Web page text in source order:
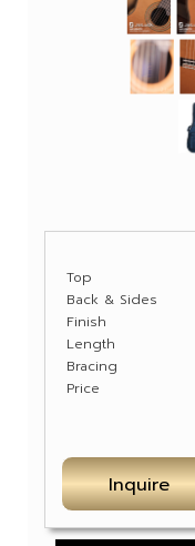
Top
Back & Sides
Finish
Length
Bracing
Price
Inquire